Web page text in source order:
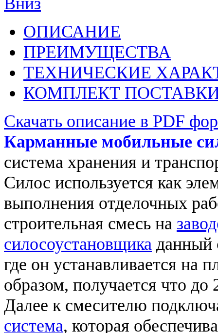
ОПИСАНИЕ
ПРЕИМУЩЕСТВА
ТЕХНИЧЕСКИЕ
КОМПЛЕКТ
Скачать описание в PDF
Карманные мобильные
система хранения и
Силос используется как
выполнения отделочных
строительная смесь на
силосоустановщика данный
где он устанавливается
образом, получается что
Далее к смесителю
система, которая